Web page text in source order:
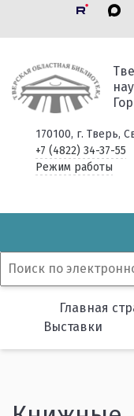
170100, г. Тверь,
+7 (4822) 34-37-55
Режим работы
Главная
Выставки